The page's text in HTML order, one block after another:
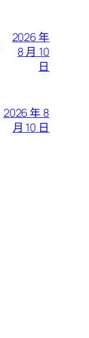
2026 年
8 月 10
日
2026 年 8
月 10 日